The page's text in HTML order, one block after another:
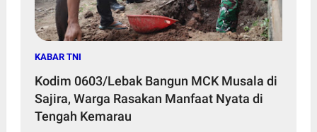
KABAR TNI
Kodim 0603/Lebak Bangun MCK Musala di
Sajira, Warga Rasakan Manfaat Nyata di
Tengah Kemarau